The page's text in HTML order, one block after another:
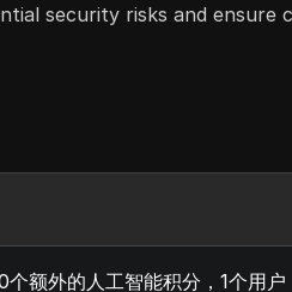
security risks and ensure
额外的人工智能积分，1个用户